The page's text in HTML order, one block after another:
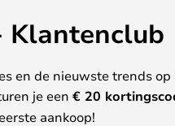
Klantenclub
en de nieuwste trends
je een € 20
aankoop!